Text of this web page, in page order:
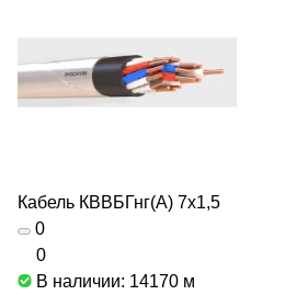
Кабель КВВБГнг(А) 7х1,5
0
0
В наличии: 14170 м